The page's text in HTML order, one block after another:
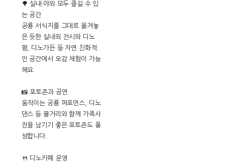
🌳 실내·야외 모두 즐길 수 있
는 공간
공룡 서식지를 그대로 옮겨놓
은 듯한 실내외 전시와 디노
팜, 디노가든 등 자연 친화적
인 공간에서 오감 체험이 가능
해요.
📸 포토존과 공연
움직이는 공룡 퍼포먼스, 디노
댄스 등 볼거리와 함께 가족사
진을 남기기 좋은 포토존도 풍
성합니다.
🍴 디노카페 운영